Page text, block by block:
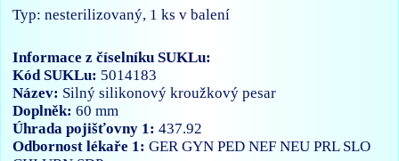
Typ: nesterilizovaný, 1 ks v balení
Informace z číselníku SUKLu:
Kód SUKLu: 5014183
Název: Silný silikonový kroužkový pesar
Doplněk:60 mm
Úhrada pojišťovny 1:437.92
Odbornost lékaře 1:GERGYNPEDNEFNEUPRL SLO